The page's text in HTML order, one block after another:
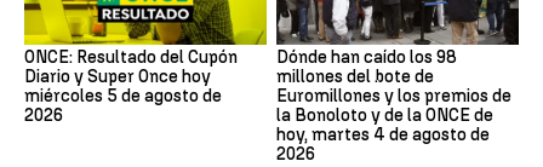
ONCE: Resultado del Cupón
Diario y Super Once hoy
miércoles 5 de agosto de
2026
Dónde han caído los 98
millones del bote de
Euromillones y los premios de
la Bonoloto y de la ONCE de
hoy, martes 4 de agosto de
2026